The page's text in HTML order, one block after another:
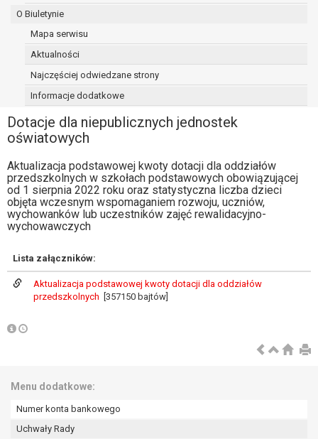
O Biuletynie
Mapa serwisu
Aktualności
Najczęściej odwiedzane strony
Informacje dodatkowe
Dotacje dla niepublicznych jednostek
oświatowych
Aktualizacja podstawowej kwoty dotacji dla oddziałów
przedszkolnych w szkołach podstawowych obowiązującej
od 1 sierpnia 2022 roku oraz statystyczna liczba dzieci
objęta wczesnym wspomaganiem rozwoju, uczniów,
wychowanków lub uczestników zajęć rewalidacyjno-
wychowawczych
Lista załączników:
Aktualizacja podstawowej kwoty dotacji dla oddziałów
przedszkolnych
[357150 bajtów]
Menu dodatkowe:
Numer konta bankowego
Uchwały Rady
prawo do przenoszenia danych na
łącznie spełnione są następujące przesłanki:
przetwarzanie danych odbywa się na
podstawie umowy zawartej z osobą,
której dane dotyczą lub na podstawie
zautomatyzowany;
prawo sprzeciwu wobec przetwarzania
danych na podstawie art. 21 RODO, wobec
przetwarzania danych osobowych, którego
podstawą prawną jest:
interesie publicznym lub w ramach
sprawowania władzy publicznej
szczególną sytuacją. W razie wniesienia